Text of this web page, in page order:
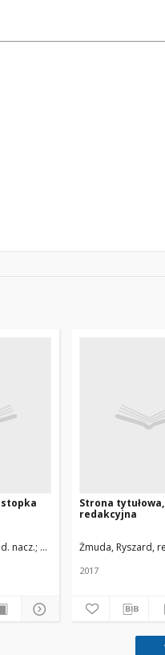
nacz. Uniwersytet Medyczny w
Strona
redakcyjna
Żmuda, Ryszard,
2017